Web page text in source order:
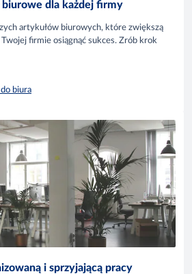
biurowe dla każdej firmy
artykułów biurowych, które zwiększą
firmie osiągnąć sukces. Zrób krok
biura
i sprzyjającą pracy